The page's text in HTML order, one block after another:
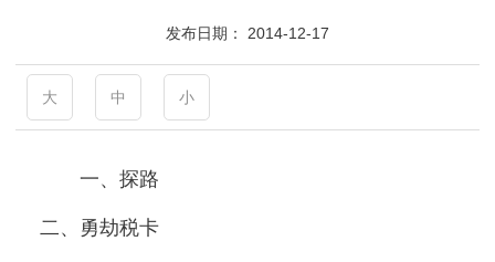
发布日期： 2014-12-17
大 中 小
一、探路
二、勇劫税卡